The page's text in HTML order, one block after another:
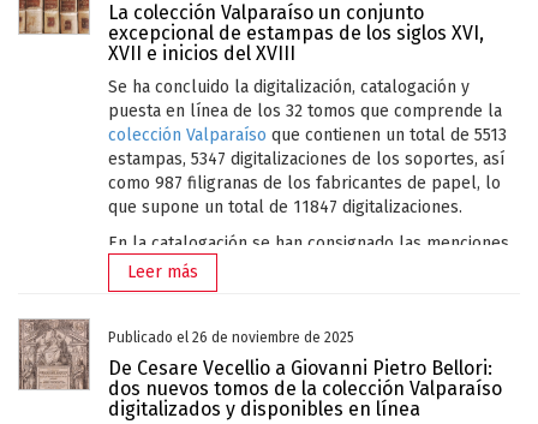
La colección Valparaíso un conjunto
excepcional de estampas de los siglos XVI,
XVII e inicios del XVIII
Se ha concluido la digitalización, catalogación y
puesta en línea de los 32 tomos que comprende la
colección Valparaíso que contienen un total de 5513
estampas, 5347 digitalizaciones de los soportes, así
como 987 filigranas de los fabricantes de papel, lo
que supone un total de 11847 digitalizaciones.
En la catalogación se han consignado las menciones
de responsabilidad (grabadores, inventores,
dibujantes, editores, impresores), los datos técnicos
filigranas del fabricante del papel con su imagen
correspondiente, así como observaciones con datos
complementarios esenciales, a los que se han
proporcionado además enlaces a las matrices
Leer más
Publicado el 26 de noviembre de 2025
De Cesare Vecellio a Giovanni Pietro Bellori:
dos nuevos tomos de la colección Valparaíso
digitalizados y disponibles en línea